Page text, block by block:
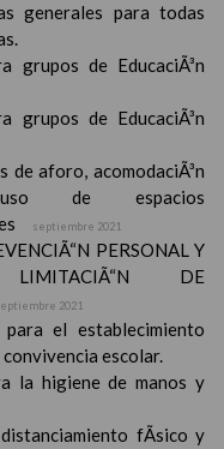
generales para todas
grupos de EducaciÃ³n
grupos de EducaciÃ³n
de aforo, acomodaciÃ³n
de espacios
septiembre 2021
PERSONAL Y
DE
2021
para el establecimiento
escolar.
la higiene de manos y
fÃ­sico y